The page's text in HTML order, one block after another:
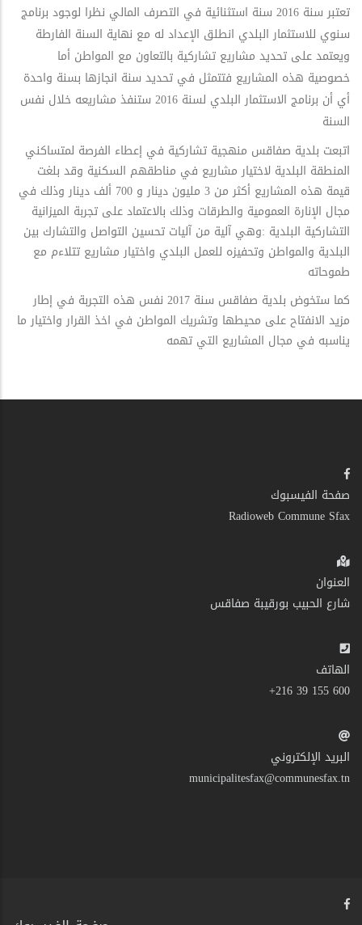
تعتبر سنة 2016 سنة استثنائیة في التصرف المالي نظرا لوجود برنامج
سنوي للاستثمار البلدي انطلق الإعداد له مع نهایة السنة الفارطة
ویعتمد على تحدید مشاریع تشاركیة بالتعاون مع المواطن أما
خصوصیة هذه المشاریع فتتمثل في تحدید سنة انجازها بسنة واحدة
أي أن برنامج الاستثمار البلدي لسنة 2016 ستنفذ مشاریعه خلال نفس
السنة
اتبعت بلدیة صفاقس منهجیة تشاركیة في إعطاء الفرصة لمتساكني
المنطقة البلدیة لاختیار مشاریع في مناطقهم السكنیة وقد بلغت
قیمة هذه المشاریع أكثر من 3 ملیون دینار و 700 ألف دینار وذلك في
مجال الإنارة العمومیة والطرقات وذلك بالاعتماد على تجربة المیزانیة
التشاركیة البلدیة :وهي آلیة من آلیات تحسین التواصل والتشارك بین
البلدیة والمواطن وتحفیزه للعمل البلدي واختیار مشاریع تتلاءم مع
طموحاته
كما ستخوض بلدیة صفاقس سنة 2017 نفس هذه التجربة في إطار
مزید الانفتاح على محیطها وتشریك المواطن في اخذ القرار واختیار ما
یناسبه في مجال المشاریع التي تهمه
صفحة الفيسبوك
Radioweb Commune Sfax
العنوان
شارع الحبيب بورقيبة صفاقس
الهاتف
600 155 39 216+
البريد الإلكتروني
municipalitesfax@communesfax.tn